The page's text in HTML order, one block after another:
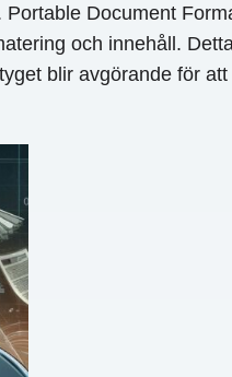
Document
och innehåll.
blir avgörande för